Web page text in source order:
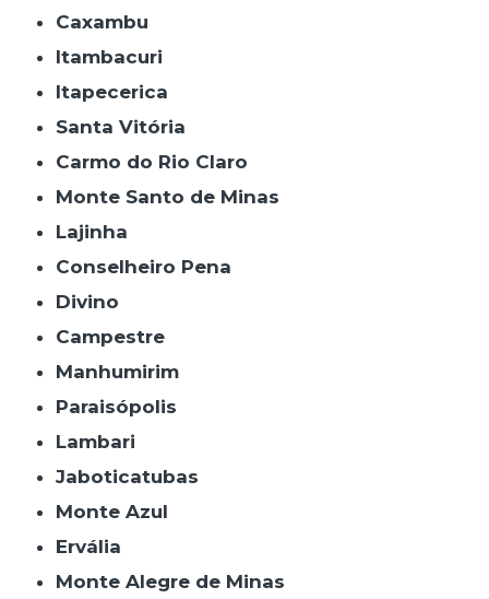
Caxambu
Itambacuri
Itapecerica
Santa Vitória
Carmo do Rio Claro
Monte Santo de Minas
Lajinha
Conselheiro Pena
Divino
Campestre
Manhumirim
Paraisópolis
Lambari
Jaboticatubas
Monte Azul
Ervália
Monte Alegre de Minas